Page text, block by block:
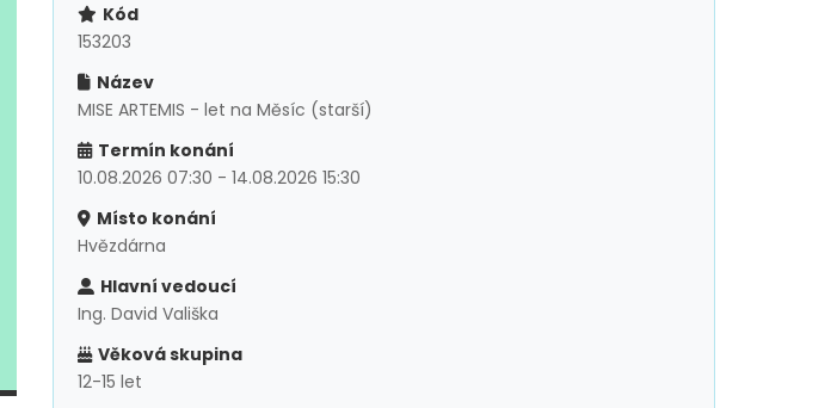
Kód
153203
Název
MISE ARTEMIS - let na Měsíc (starší)
Termín konání
10.08.2026 07:30 - 14.08.2026 15:30
Místo konání
Hvězdárna
Hlavní vedoucí
Ing. David Vališka
Věková skupina
12-15 let